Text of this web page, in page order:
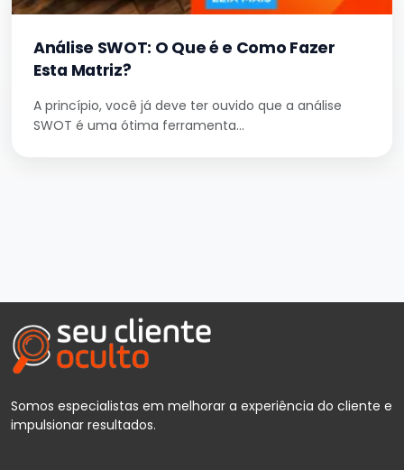
Análise SWOT: O Que é e Como Fazer
Esta Matriz?
A princípio, você já deve ter ouvido que a análise
SWOT é uma ótima ferramenta…
Somos especialistas em melhorar a experiência do cliente e
impulsionar resultados.